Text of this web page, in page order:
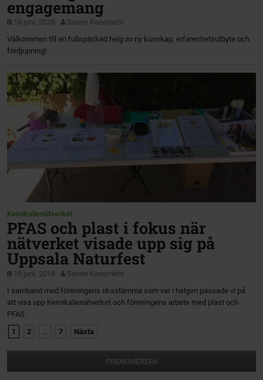
engagemang
18 juni, 2018
Sanne Kasemets
Välkommen till en fullspäckad helg av ny kunskap, erfarenhetsutbyte och
fördjupning!
Kemikalienätverket
PFAS och plast i fokus när
nätverket visade upp sig på
Uppsala Naturfest
18 juni, 2018
Sanne Kasemets
I samband med föreningens riksstämma som var i helgen passade vi på
att visa upp Kemikalienätverket och föreningens arbete med plast och
PFAS.
1
2 7 Nästa
PRENUMERERA